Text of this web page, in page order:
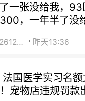
一张没给我，
，一年半了没
街友42612092 昨天13:36
国医学实习名
宠物店违规罚款